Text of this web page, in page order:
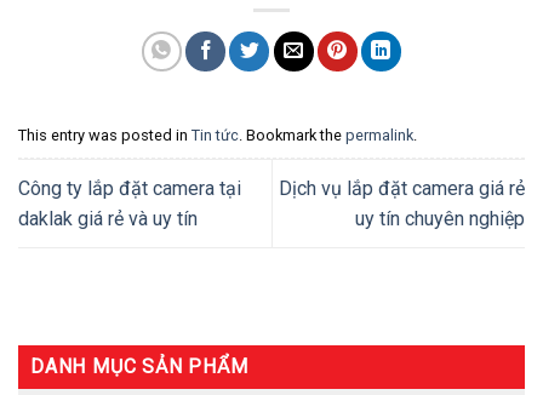
This entry was posted in Tin tức. Bookmark the permalink.
Công ty lắp đặt camera tại
daklak giá rẻ và uy tín
Dịch vụ lắp đặt camera giá rẻ
uy tín chuyên nghiệp
DANH MỤC SẢN PHẨM